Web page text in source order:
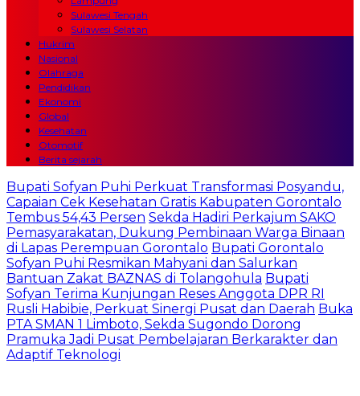
Sulawesi Tengah
Sulawesi Selatan
Hukrim
Nasional
Olahraga
Pendidikan
Ekonomi
Global
Kesehatan
Otomotif
Berita sejarah
Bupati Sofyan Puhi Perkuat Transformasi Posyandu,
Capaian Cek Kesehatan Gratis Kabupaten Gorontalo
Tembus 54,43 Persen Sekda Hadiri Perkajum SAKO
Pemasyarakatan, Dukung Pembinaan Warga Binaan
di Lapas Perempuan Gorontalo Bupati Gorontalo
Sofyan Puhi Resmikan Mahyani dan Salurkan
Bantuan Zakat BAZNAS di Tolangohula Bupati
Sofyan Terima Kunjungan Reses Anggota DPR RI
Rusli Habibie, Perkuat Sinergi Pusat dan Daerah Buka
PTA SMAN 1 Limboto, Sekda Sugondo Dorong
Pramuka Jadi Pusat Pembelajaran Berkarakter dan
Adaptif Teknologi